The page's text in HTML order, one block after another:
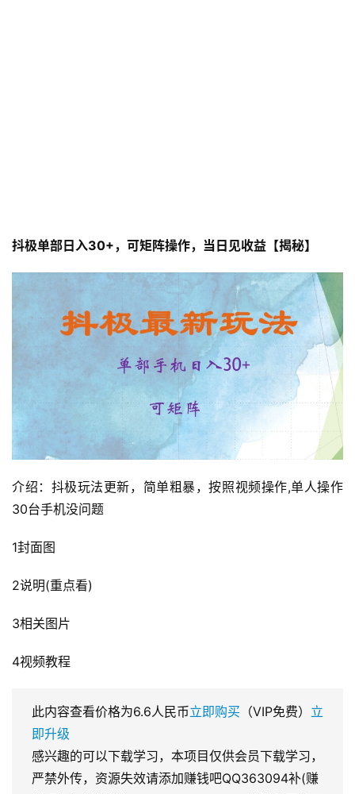
抖极单部日入30+，可矩阵操作，当日见收益【揭秘】
介绍：抖极玩法更新，简单粗暴，按照视频操作,单人操作
30台手机没问题
1封面图
2说明(重点看)
3相关图片
4视频教程
此内容查看价格为6.6人民币立即购买 （VIP免费） 立
即升级
感兴趣的可以下载学习，本项目仅供会员下载学习，
严禁外传，资源失效请添加赚钱吧QQ363094补(赚